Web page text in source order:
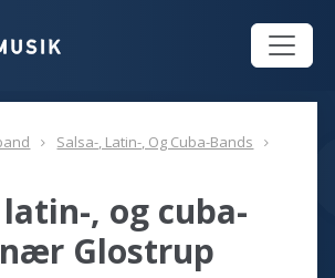
Salsa-, Latin-, Og Cuba-Bands
latin-, og cuba-
Glostrup